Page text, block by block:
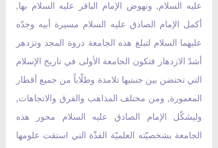
عليه السلام, ونهوض الإمام الباقر عليه السلام بها,
أكمل الإمام الصادق عليه السلام مسيرة أبيه وجدّه
عليهما السلام لتبلغ هذه الجامعة ذروة المجد وتزدهر
أشدّ الازدهار فتكون الجامعة الأولى في تاريخ الإسلام
التي تحتضن بين جنبتيها تلامذة وطلّاباً من جميع أقطار
المعمورة, ومن مختلف المذاهب والفرق والاتجاهات,
وليشكّل الإمام الصادق عليه السلام محور هذه
الجامعة بشخصيّته العلميّة الفذّة التي استقت علومها